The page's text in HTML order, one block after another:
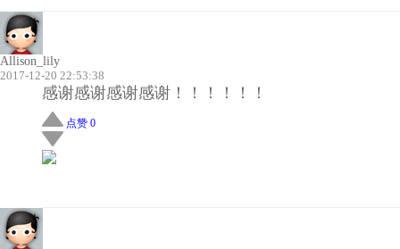
Allison_lily
2017-12-20 22:53:38
感谢感谢感谢感谢！！！！！！
点赞 0